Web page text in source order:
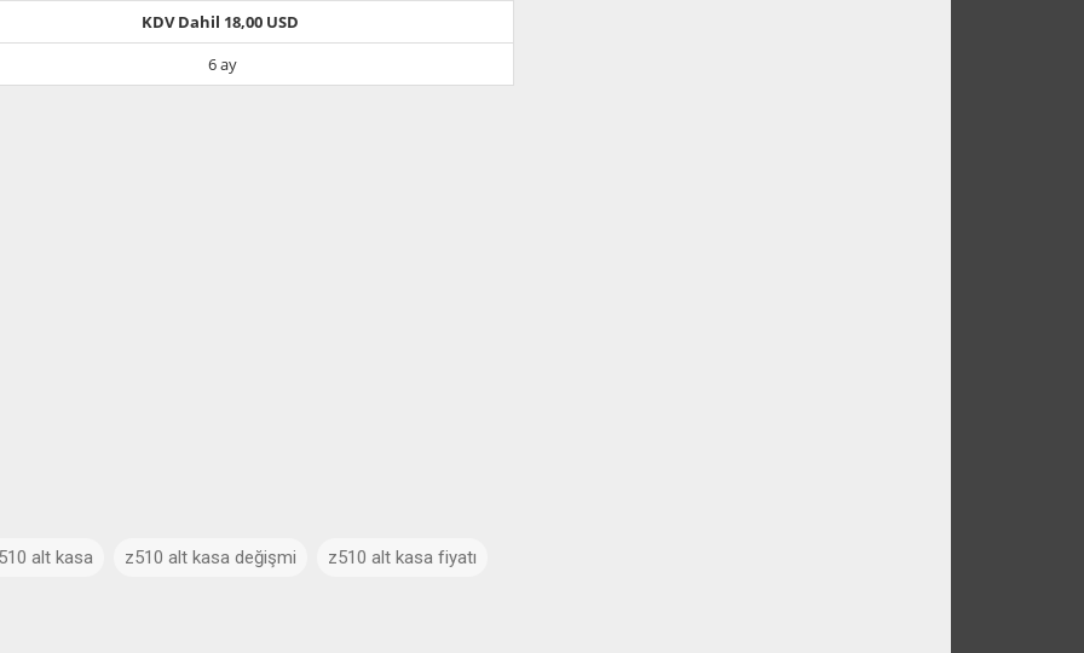
KDV Dahil 18,00 USD
6 ay
alt kasa z510 alt kasa değişmi z510 alt kasa fiyatı